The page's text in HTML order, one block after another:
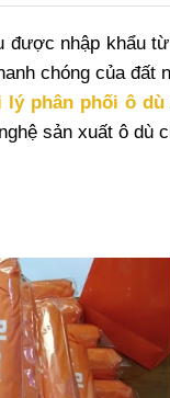
được nhập khẩu
chóng của đất
lý phân phối ô dù
sản xuất ô dù